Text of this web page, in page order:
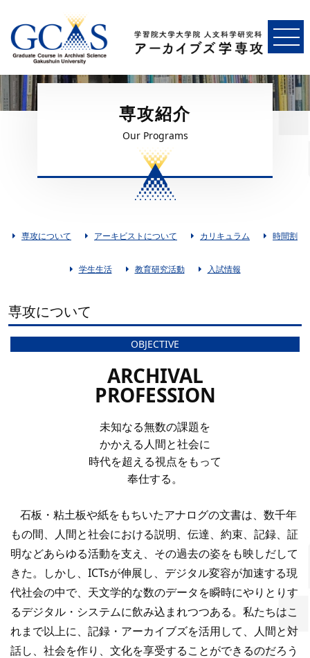
専攻について
OBJECTIVE
ARCHIVAL
PROFESSION
未知なる無数の課題を
かかえる人間と社会に
時代を超える視点をもって
奉仕する。
石板・粘土板や紙をもちいたアナログの文書は、数千年
もの間、人間と社会における説明、伝達、約束、記録、証
明などあらゆる活動を支え、その過去の姿をも映しだして
きた。しかし、ICTsが伸展し、デジタル変容が加速する現
代社会の中で、天文学的な数のデータを瞬時にやりとりす
るデジタル・システムに飲み込まれつつある。私たちはこ
れまで以上に、記録・アーカイブズを活用して、人間と対
話し、社会を作り、文化を享受することができるのだろう
専攻紹介
Our Programs
専攻について アーキビストについて カリキュラム 時間割
学生生活 教育研究活動 入試情報